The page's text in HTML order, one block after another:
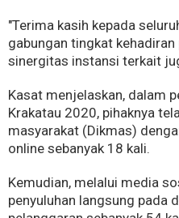
"Terima kasih kepada
gabungan tingkat
sinergitas instansi terkait
Kasat menjelaskan, dalam
Krakatau 2020, pihaknya
masyarakat (Dikmas)
online sebanyak 18 kali.
Kemudian, melalui media
penyuluhan langsung pada